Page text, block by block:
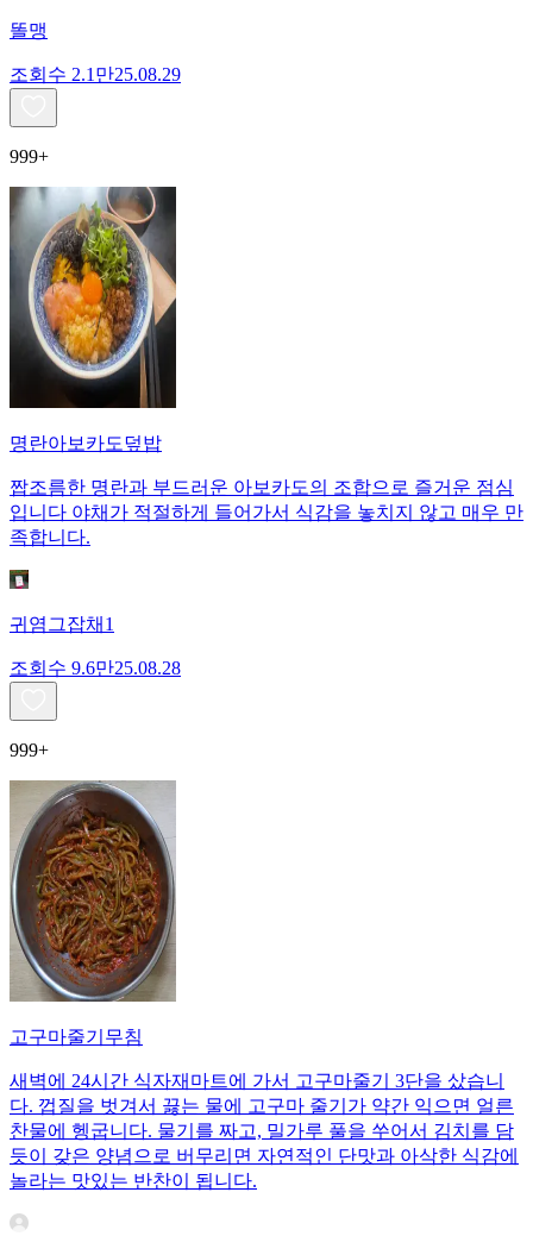
똘맹
조회수 2.1만25.08.29
999+
명란아보카도덮밥
짭조름한 명란과 부드러운 아보카도의 조합으로 즐거운 점심
입니다 야채가 적절하게 들어가서 식감을 놓치지 않고 매우 만
족합니다.
귀염그잡채1
조회수 9.6만25.08.28
999+
고구마줄기무침
새벽에 24시간 식자재마트에 가서 고구마줄기 3단을 샀습니
다. 껍질을 벗겨서 끓는 물에 고구마 줄기가 약간 익으면 얼른
찬물에 헹굽니다. 물기를 짜고, 밀가루 풀을 쑤어서 김치를 담
듯이 갖은 양념으로 버무리면 자연적인 단맛과 아삭한 식감에
놀라는 맛있는 반찬이 됩니다.